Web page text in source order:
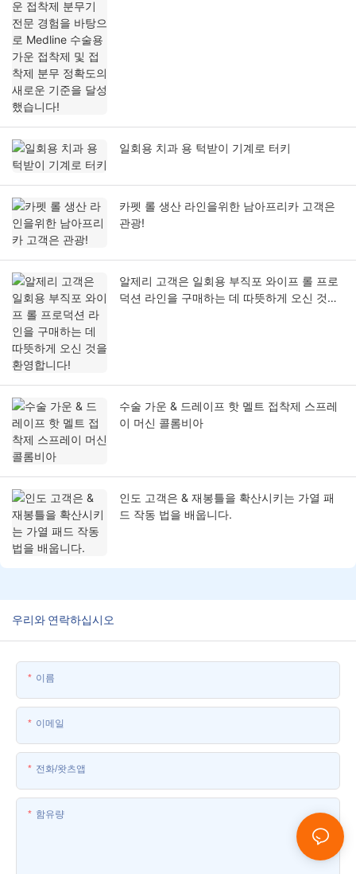
일회용 치과 용 턱받이 기계로 터키
카펫 롤 생산 라인을위한 남아프리카 고객은
관광!
알제리 고객은 일회용 부직포 와이프 롤 프로
덕션 라인을 구매하는 데 따뜻하게 오신 것을
수술 가운 & 드레이프 핫 멜트 접착제 스프레
이 머신 콜롬비아
인도 고객은 & 재봉틀을 확산시키는 가열 패
드 작동 법을 배웁니다.
우리와 연락하십시오
이름
이메일
전화/왓츠앱
함유량